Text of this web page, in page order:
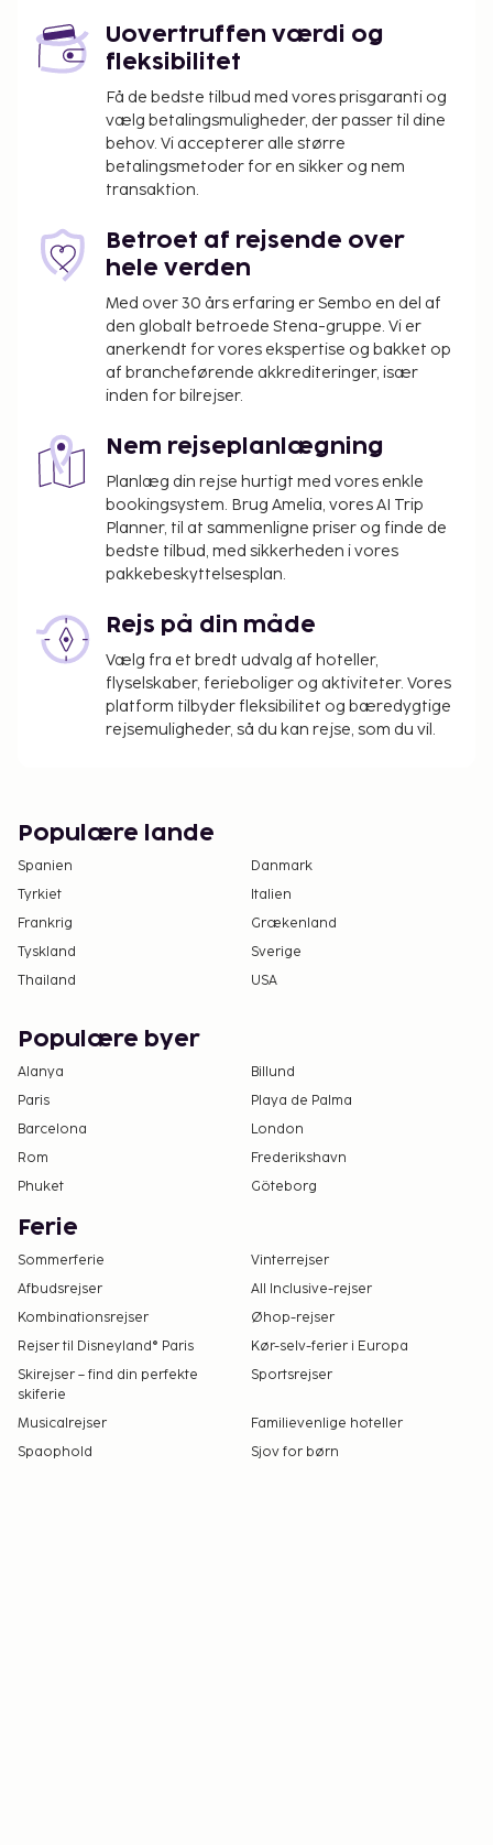
Uovertruffen værdi og
fleksibilitet
Få de bedste tilbud med vores prisgaranti og
vælg betalingsmuligheder, der passer til dine
behov. Vi accepterer alle større
betalingsmetoder for en sikker og nem
transaktion.
Betroet af rejsende over
hele verden
Med over 30 års erfaring er Sembo en del af
den globalt betroede Stena-gruppe. Vi er
anerkendt for vores ekspertise og bakket op
af brancheførende akkrediteringer, især
inden for bilrejser.
Nem rejseplanlægning
Planlæg din rejse hurtigt med vores enkle
bookingsystem. Brug Amelia, vores AI Trip
Planner, til at sammenligne priser og finde de
bedste tilbud, med sikkerheden i vores
pakkebeskyttelsesplan.
Rejs på din måde
Vælg fra et bredt udvalg af hoteller,
flyselskaber, ferieboliger og aktiviteter. Vores
platform tilbyder fleksibilitet og bæredygtige
rejsemuligheder, så du kan rejse, som du vil.
Populære lande
Spanien
Danmark
Tyrkiet
Italien
Frankrig
Grækenland
Tyskland
Sverige
Thailand
USA
Populære byer
Alanya
Billund
Paris
Playa de Palma
Barcelona
London
Rom
Frederikshavn
Phuket
Göteborg
Ferie
Sommerferie
Vinterrejser
Afbudsrejser
All Inclusive-rejser
Kombinationsrejser
Øhop-rejser
Rejser til Disneyland® Paris
Kør-selv-ferier i Europa
Skirejser – find din perfekte
skiferie
Sportsrejser
Musicalrejser
Familievenlige hoteller
Spaophold
Sjov for børn